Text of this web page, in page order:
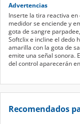
Advertencias
Inserte la tira reactiva
medidor se enciende y
gota de sangre
Softclix e incline el dedo
amarilla con la gota de
emite una señal sonora.
del control aparecerán
Recomendados